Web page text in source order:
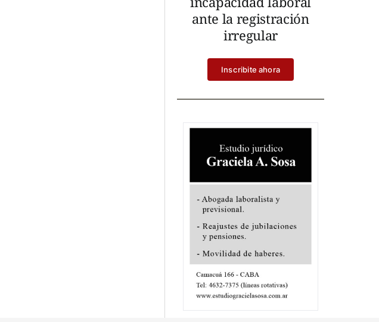
ante la registración
irregular
Inscribite ahora